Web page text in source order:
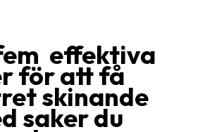
effektiva
för att få
skinande
saker du